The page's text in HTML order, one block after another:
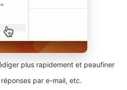
plus rapidement et peaufiner
par e-mail, etc.